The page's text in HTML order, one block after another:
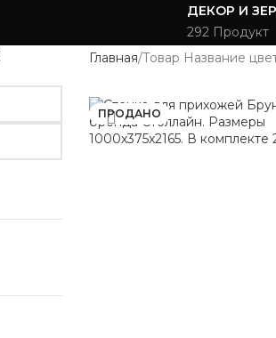
ДЕКОР И
292 Продукт
Главная Товар Название
ПРОДАНО